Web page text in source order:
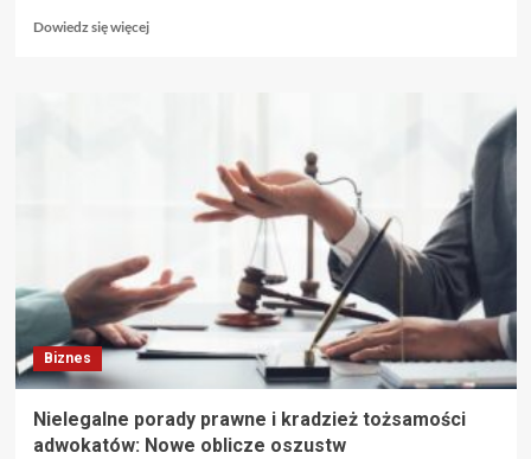
Dowiedz się więcejDowiedz
rzeczywistość
obowiązkiem
mieszkaniach.
To
ostatni
moment
na
Biznes
Nielegalne porady prawne i kradzież tożsamości
adwokatów: Nowe oblicze oszustw